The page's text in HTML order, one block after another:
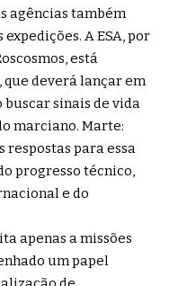
agências também
A ESA, por
está
que deverá lançar em
buscar sinais de vida
marciano. Marte:
respostas para essa
progresso técnico,
e do
apenas a missões
um papel